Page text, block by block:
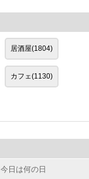
居酒屋(1804)
カフェ(1130)
今日は何の日